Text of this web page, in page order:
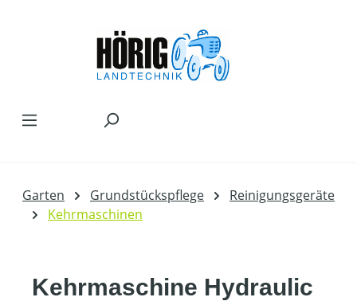
Garten Grundstückspflege
Reinigungsgeräte
Kehrmaschinen
Kehrmaschine Hydraulic